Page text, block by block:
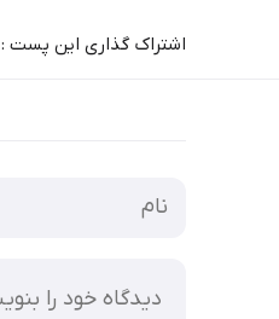
اشتراک گذاری این پست :